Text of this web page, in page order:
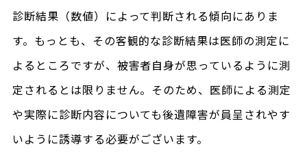
診断結果（数値）によって判断される傾向にありま
す。もっとも、その客観的な診断結果は医師の測定に
よるところですが、被害者自身が思っているように測
定されるとは限りません。そのため、医師による測定
や実際に診断内容についても後遺障害が員呈されやす
いように誘導する必要がございます。